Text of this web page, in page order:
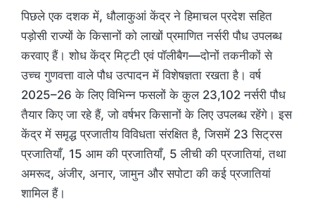
पिछले एक दशक में, धौलाकुआं केंद्र ने हिमाचल प्रदेश सहित
पड़ोसी राज्यों के किसानों को लाखों प्रमाणित नर्सरी पौध उपलब्ध
करवाए हैं। शोध केंद्र मिट्टी एवं पॉलीबैग—दोनों तकनीकों से
उच्च गुणवत्ता वाले पौध उत्पादन में विशेषज्ञता रखता है। वर्ष
2025–26 के लिए विभिन्न फसलों के कुल 23,102 नर्सरी पौध
तैयार किए जा रहे हैं, जो वर्षभर किसानों के लिए उपलब्ध रहेंगे। इस
केंद्र में समृद्ध प्रजातीय विविधता संरक्षित है, जिसमें 23 सिट्रस
प्रजातियाँ, 15 आम की प्रजातियाँ, 5 लीची की प्रजातियां, तथा
अमरूद, अंजीर, अनार, जामुन और सपोटा की कई प्रजातियां
शामिल हैं।